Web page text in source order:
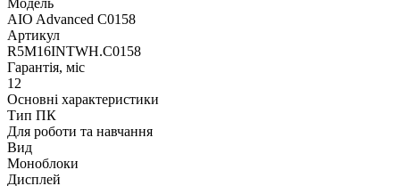
Модель
AIO Advanced C0158
Артикул
R5M16INTWH.C0158
Гарантія, міс
12
Основні характеристики
Тип ПК
Для роботи та навчання
Вид
Моноблоки
Дисплей